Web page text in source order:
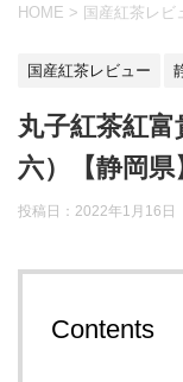
HOME > 国産紅茶レビ
国産紅茶レビュー
丸子紅茶紅
六）【静岡県
投稿日：2022年1月16日
Contents